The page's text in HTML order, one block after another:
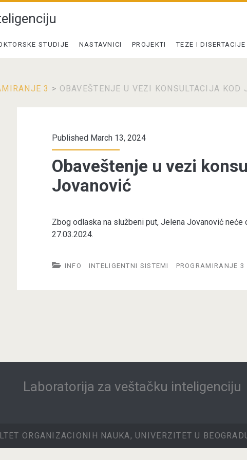
STUDIJE NASTAVNICI PROJEKTI TEZE I DISERTACIJE
3 > OBAVEŠTENJE U VEZI KONSULTACIJA KOD
Published March 13, 2024
Obaveštenje u vezi
Jovanović
Zbog odlaska na službeni put, Jelena Jovanović
27.03.2024.
INFO INTELIGENTNI SISTEMI PROGRAMIRANJE 3
Laboratorija za veštačku inteligenciju
ORGANIZACIONIH NAUKA, UNIVERZITET U